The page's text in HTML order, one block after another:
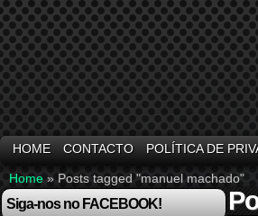
HOME CONTACTO POLÍTICA DE
Home » Posts tagged "manuel machado"
Siga-nos no FACEBOOK!